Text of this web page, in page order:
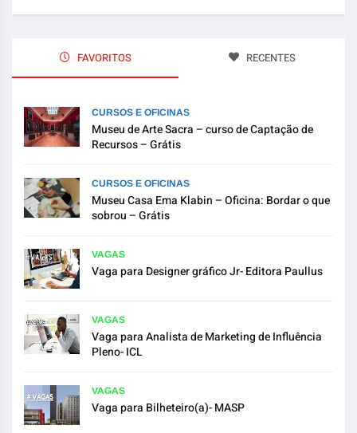
FAVORITOS RECENTES
CURSOS E OFICINAS
Museu de Arte Sacra – curso de Captação de
Recursos – Grátis
CURSOS E OFICINAS
Museu Casa Ema Klabin – Oficina: Bordar o que
sobrou – Grátis
VAGAS
Vaga para Designer gráfico Jr- Editora Paullus
VAGAS
Vaga para Analista de Marketing de Influência
Pleno- ICL
VAGAS
Vaga para Bilheteiro(a)- MASP